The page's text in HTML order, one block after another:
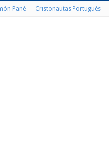
Pané Cristonautas Portugués